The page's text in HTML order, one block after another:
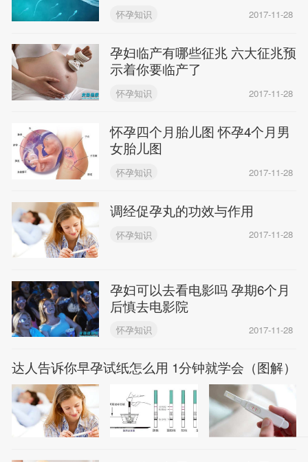
怀孕知识 2017-11-28
孕妇临产有哪些征兆 六大征兆预
示着你要临产了
怀孕知识 2017-11-28
怀孕四个月胎儿图 怀孕4个月男
女胎儿图
怀孕知识 2017-11-28
调经促孕丸的功效与作用
怀孕知识 2017-11-28
孕妇可以去看电影吗 孕期6个月
后慎去电影院
怀孕知识 2017-11-28
达人告诉你早孕试纸怎么用 1分钟就学会（图解）